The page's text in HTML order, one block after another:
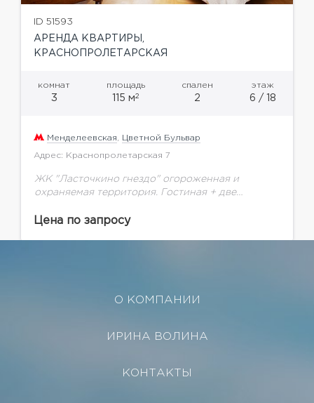
ID 51593
АРЕНДА КВАРТИРЫ,
КРАСНОПРОЛЕТАРСКАЯ
комнат
3
площадь
115 м2
спален
2
этаж
6 / 18
Менделеевская, Цветной Бульвар
Адрес: Краснопролетарская 7
ЖК "Ласточкино гнездо" огороженная и
охраняемая территория. Гостиная + две
производителей. В доме имеется подземный и
Цена по запросу
О КОМПАНИИ
ИРИНА ВОЛИНА
КОНТАКТЫ